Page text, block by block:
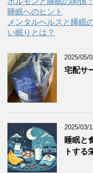
睡眠へのヒント
メンタルヘルスと睡眠
い眠りとは？
2025/05/
宅配サ
2025/03/
睡眠と
トする